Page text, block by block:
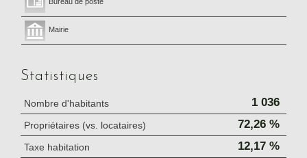
Mairie
Statistiques
Nombre d'habitants 1 036
Propriétaires (vs. locataires) 72,26 %
Taxe habitation 12,17 %